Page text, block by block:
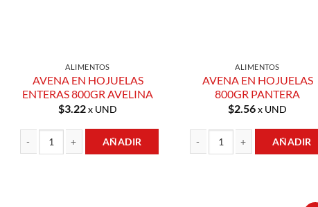
ALIMENTOS
AVENA EN HOJUELAS
ENTERAS 800GR AVELINA
$3.22x UND
AÑADIR
ALIMENTOS
AVENA EN HOJUELAS
800GR PANTERA
$2.56x UND
AÑADIR